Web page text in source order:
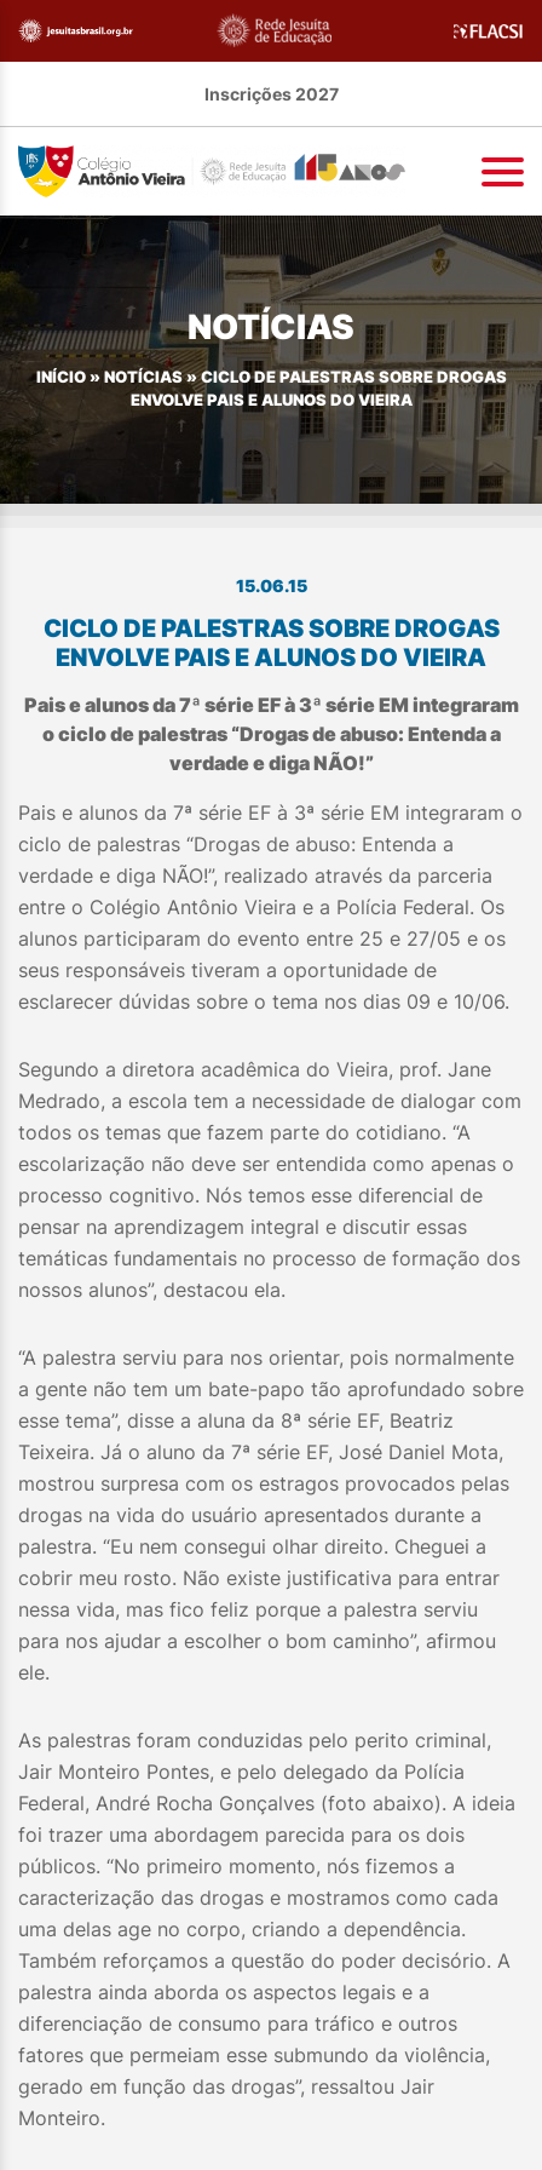
Inscrições 2027
NOTÍCIAS
INÍCIO» NOTÍCIAS»CICLO DE PALESTRAS SOBRE DROGAS
ENVOLVE PAIS E ALUNOS DO VIEIRA
15.06.15
CICLO DE PALESTRAS SOBRE DROGAS
ENVOLVE PAIS E ALUNOS DO VIEIRA
Pais e alunos da 7ª série EF à 3ª série EM integraram
o ciclo de palestras “Drogas de abuso: Entenda a
verdade e diga NÃO!”
Pais e alunos da 7ª série EF à 3ª série EM integraram o
ciclo de palestras “Drogas de abuso: Entenda a
verdade e diga NÃO!”, realizado através da parceria
entre o Colégio Antônio Vieira e a Polícia Federal. Os
alunos participaram do evento entre 25 e 27/05 e os
seus responsáveis tiveram a oportunidade de
esclarecer dúvidas sobre o tema nos dias 09 e 10/06.
Segundo a diretora acadêmica do Vieira, prof. Jane
Medrado, a escola tem a necessidade de dialogar com
todos os temas que fazem parte do cotidiano. “A
escolarização não deve ser entendida como apenas o
processo cognitivo. Nós temos esse diferencial de
pensar na aprendizagem integral e discutir essas
temáticas fundamentais no processo de formação dos
nossos alunos”, destacou ela.
“A palestra serviu para nos orientar, pois normalmente
a gente não tem um bate-papo tão aprofundado sobre
esse tema”, disse a aluna da 8ª série EF, Beatriz
Teixeira. Já o aluno da 7ª série EF, José Daniel Mota,
mostrou surpresa com os estragos provocados pelas
drogas na vida do usuário apresentados durante a
palestra. “Eu nem consegui olhar direito. Cheguei a
cobrir meu rosto. Não existe justificativa para entrar
nessa vida, mas fico feliz porque a palestra serviu
para nos ajudar a escolher o bom caminho”, afirmou
ele.
As palestras foram conduzidas pelo perito criminal,
Jair Monteiro Pontes, e pelo delegado da Polícia
Federal, André Rocha Gonçalves (foto abaixo). A ideia
foi trazer uma abordagem parecida para os dois
públicos. “No primeiro momento, nós fizemos a
caracterização das drogas e mostramos como cada
uma delas age no corpo, criando a dependência.
Também reforçamos a questão do poder decisório. A
palestra ainda aborda os aspectos legais e a
diferenciação de consumo para tráfico e outros
fatores que permeiam esse submundo da violência,
gerado em função das drogas”, ressaltou Jair
Monteiro.